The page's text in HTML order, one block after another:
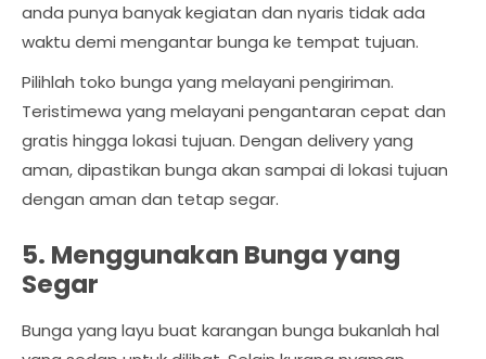
anda punya banyak kegiatan dan nyaris tidak ada
waktu demi mengantar bunga ke tempat tujuan.
Pilihlah toko bunga yang melayani pengiriman.
Teristimewa yang melayani pengantaran cepat dan
gratis hingga lokasi tujuan. Dengan delivery yang
aman, dipastikan bunga akan sampai di lokasi tujuan
dengan aman dan tetap segar.
5. Menggunakan Bunga yang
Segar
Bunga yang layu buat karangan bunga bukanlah hal